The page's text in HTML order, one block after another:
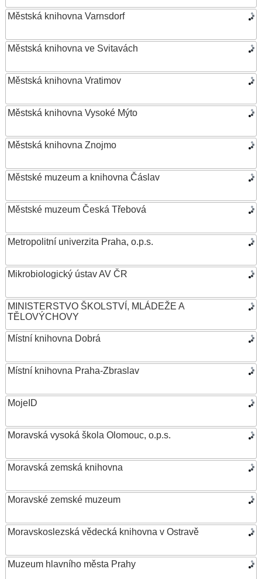
Městská knihovna Varnsdorf
Městská knihovna ve Svitavách
Městská knihovna Vratimov
Městská knihovna Vysoké Mýto
Městská knihovna Znojmo
Městské muzeum a knihovna Čáslav
Městské muzeum Česká Třebová
Metropolitní univerzita Praha, o.p.s.
Mikrobiologický ústav AV ČR
MINISTERSTVO ŠKOLSTVÍ, MLÁDEŽE A
TĚLOVÝCHOVY
Místní knihovna Dobrá
Místní knihovna Praha-Zbraslav
MojeID
Moravská vysoká škola Olomouc, o.p.s.
Moravská zemská knihovna
Moravské zemské muzeum
Moravskoslezská vědecká knihovna v Ostravě
Muzeum hlavního města Prahy